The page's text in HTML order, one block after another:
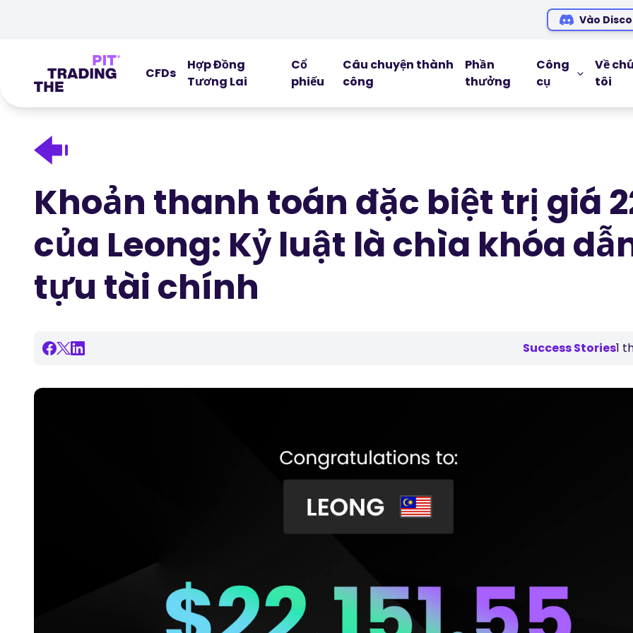
Vào
CFDs
Hợp Đồng
Tương Lai
Cổ
phiếu
Câu chuyện thành
công
Phần
thưởng
Công
cụ
CÔNG CỤ
Hội thảo
Podcasts
Glossary
Về
tôi
Khoản thanh toán đặc biệt trị giá
của Leong: Kỷ luật là chìa khóa
tựu tài chính
Success Stories1